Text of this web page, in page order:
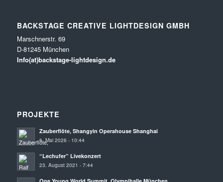
BACKSTAGE CREATIVE LIGHTDESIGN GMBH
Marschnerstr. 69
D-81245 München
Info(at)backstage-lightdesign.de
PROJEKTE
Zauberflöte, Shangyin Operahouse Shanghai
6. Mai 2026 - 10:44
“Lechufer” Livekonzert
23. August 2021 - 7:44